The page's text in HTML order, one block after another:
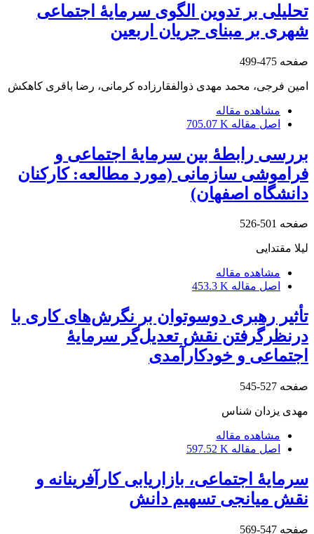
تحلیلی بر تدوین الگوی سرمایۀ اجتماعی
شهری بر مبنای جریان اربعین
صفحه 475-499
امین فرجی، محمد مهدی ذوالفقارزاده کرمانی، رضا باقری کاهکش
مشاهده مقاله
اصل مقاله 705.07 K
بررسی رابطۀ بین سرمایۀ اجتماعی و
فراموشی سازمانی (مورد مطالعه: کارکنان
دانشگاه اصفهان)
صفحه 501-526
لیلا مقتدایی
مشاهده مقاله
اصل مقاله 453.3 K
تأثیر رهبری دوسوتوان بر نگرش‌های کاری با
درنظرگرفتن نقش تعدیل‌گر سرمایۀ
اجتماعی و خودکارآمدی
صفحه 527-545
مهدی یزدان شناس
مشاهده مقاله
اصل مقاله 597.52 K
سرمایۀ اجتماعی، بازاریابی کارآفرینانه و
نقش میانجی تسهیم دانش
صفحه 547-569